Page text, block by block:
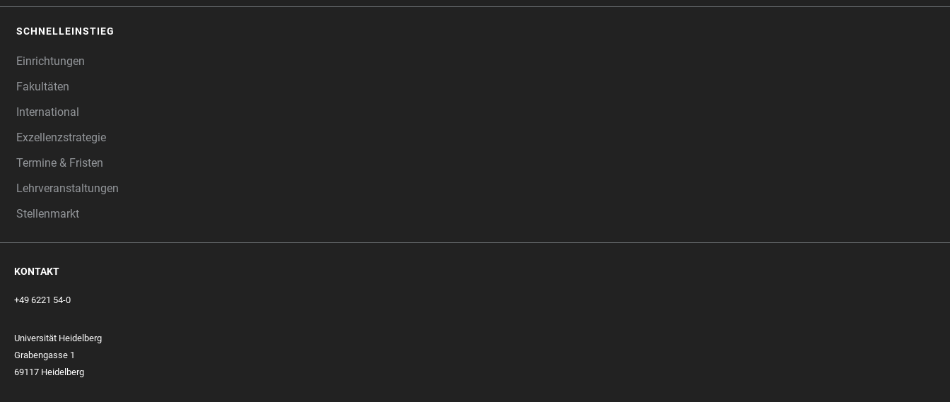
SCHNELLEINSTIEG
Einrichtungen
Fakultäten
International
Exzellenzstrategie
Termine & Fristen
Lehrveranstaltungen
Stellenmarkt
KONTAKT
+49 6221 54-0
Universität Heidelberg
Grabengasse 1
69117 Heidelberg